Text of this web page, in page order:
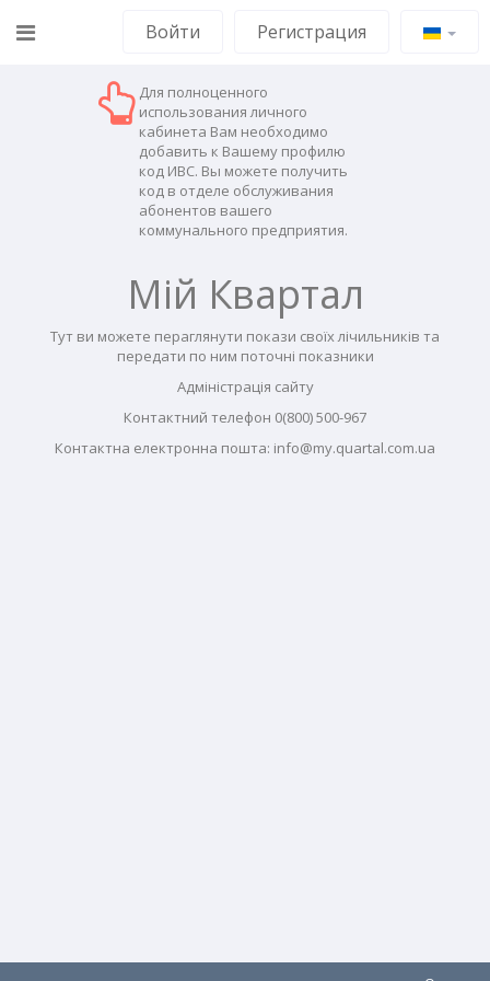
Регистрация
Войти
Для полноценного
использования личного
кабинета Вам необходимо
добавить к Вашему профилю
код ИВС. Вы можете получить
код в отделе обслуживания
абонентов вашего
коммунального предприятия.
Мій Квартал
Тут ви можете пераглянути покази своїх лічильників та
передати по ним поточні показники
Адміністрація сайту
Контактний телефон 0(800) 500-967
Контактна електронна пошта: info@my.quartal.com.ua